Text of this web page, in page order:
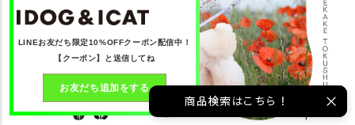
LINEお友だち限定10%OFFクーポン配信中！
【クーポン】と送信してね
お友だち追加をする
商品検索はこちら！